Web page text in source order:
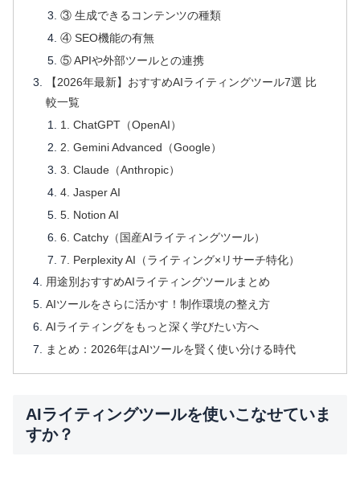
③ 生成できるコンテンツの種類
④ SEO機能の有無
⑤ APIや外部ツールとの連携
【2026年最新】おすすめAIライティングツール7選 比
較一覧
1. ChatGPT（OpenAI）
2. Gemini Advanced（Google）
3. Claude（Anthropic）
4. Jasper AI
5. Notion AI
6. Catchy（国産AIライティングツール）
7. Perplexity AI（ライティング×リサーチ特化）
用途別おすすめAIライティングツールまとめ
AIツールをさらに活かす！制作環境の整え方
AIライティングをもっと深く学びたい方へ
まとめ：2026年はAIツールを賢く使い分ける時代
AIライティングツールを使いこなせていま
すか？